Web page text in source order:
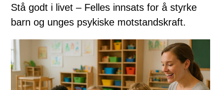
Stå godt i livet – Felles innsats for å styrke
barn og unges psykiske motstandskraft.